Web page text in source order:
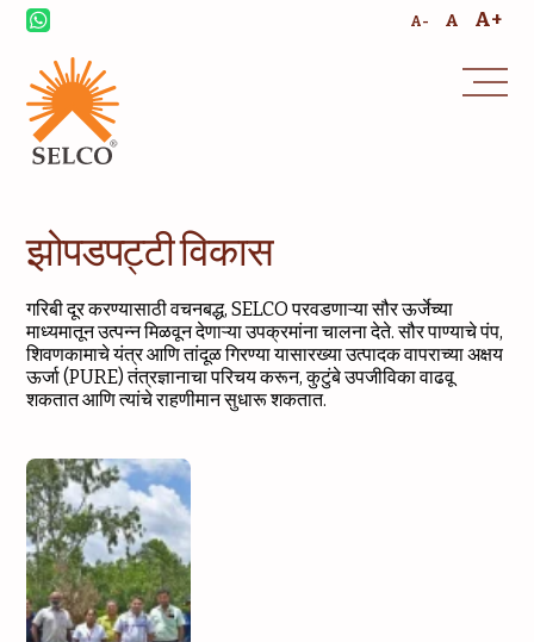
A- A A+
झोपडपट्टी विकास
गरिबी दूर करण्यासाठी वचनबद्ध, SELCO परवडणाऱ्या सौर ऊर्जेच्या
माध्यमातून उत्पन्न मिळवून देणाऱ्या उपक्रमांना चालना देते. सौर पाण्याचे पंप,
शिवणकामाचे यंत्र आणि तांदूळ गिरण्या यासारख्या उत्पादक वापराच्या अक्षय
ऊर्जा (PURE) तंत्रज्ञानाचा परिचय करून, कुटुंबे उपजीविका वाढवू
शकतात आणि त्यांचे राहणीमान सुधारू शकतात.